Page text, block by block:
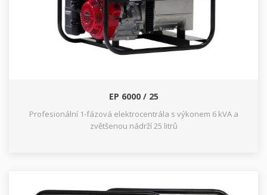
EP 6000 / 25
Profesionální 1-fázová elektrocentrála s výkonem 6 kVA a
zvětšenou nádrží 25 litrů